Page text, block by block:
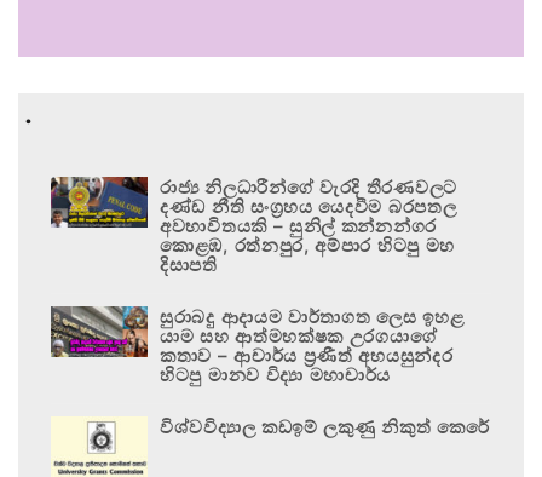
.
රාජ්‍ය නිලධාරීන්ගේ වැරදි තීරණවලට
දණ්ඩ නීති සංග්‍රහය යෙදවීම බරපතල
අවභාවිතයකි – සුනිල් කන්නන්ගර
කොළඹ, රත්නපුර, අම්පාර හිටපු මහ
දිසාපති
සුරාබදු ආදායම වාර්තාගත ලෙස ඉහළ
යාම සහ ආත්මභක්ෂක උරගයාගේ
කතාව – ආචාර්ය ප්‍රණීත් අභයසුන්දර
හිටපු මානව විද්‍යා මහාචාර්ය
විශ්වවිද්‍යාල කඩඉම් ලකුණු නිකුත් කෙරේ